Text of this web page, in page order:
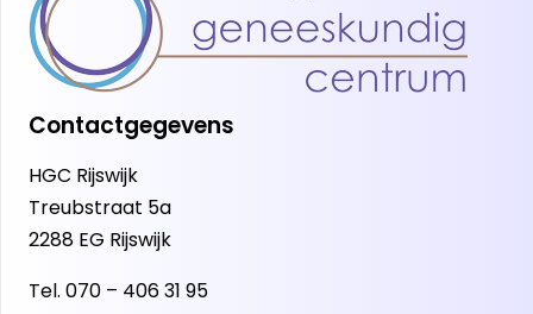
Contactgegevens
HGC Rijswijk
Treubstraat 5a
2288 EG Rijswijk
Tel. 070 – 406 31 95